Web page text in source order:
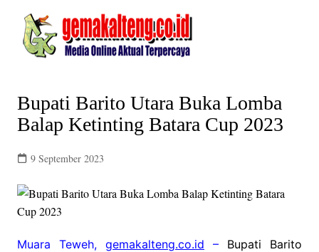
content
Bupati Barito Utara Buka Lomba
Balap Ketinting Batara Cup 2023
9 September 2023
Muara Teweh, gemakalteng.co.id – Bupati Barito